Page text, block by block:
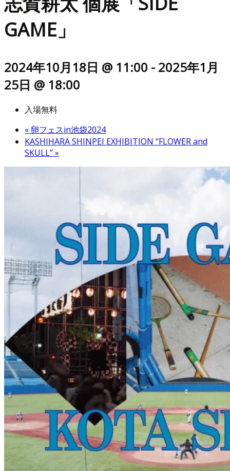
GAME」
2024年10月18日 @ 11:00 - 2025年1月
25日 @ 18:00
入場無料
« 卵フェスin池袋2024
KASHIHARA SHINPEI EXHIBITION “FLOWER and
SKULL”»